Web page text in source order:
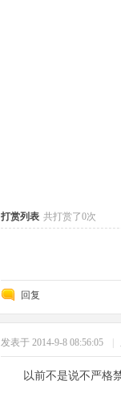
打赏列表 共打赏了0次
回复
发表于 2014-9-8 08:56:05
以前不是说不严格